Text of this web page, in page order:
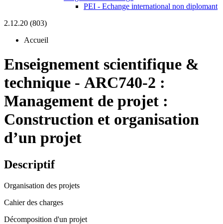
PEI - Echange international non diplomant
2.12.20 (803)
Accueil
Enseignement scientifique &
technique - ARC740-2 :
Management de projet :
Construction et organisation
d’un projet
Descriptif
Organisation des projets
Cahier des charges
Décomposition d'un projet